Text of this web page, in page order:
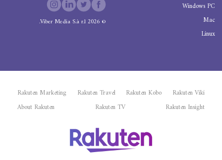
Windows PC
Mac
Linux
©
2026
Viber Media S.à r.l.
Rakuten Viki
Rakuten Kobo
Rakuten Travel
Rakuten Marketing
Rakuten Insight
Rakuten TV
About Rakuten